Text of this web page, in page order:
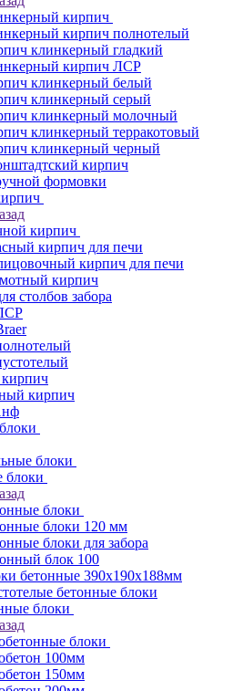
кирпич
кирпич полнотелый
клинкерный гладкий
кирпич ЛСР
клинкерный белый
клинкерный серый
клинкерный молочный
клинкерный терракотовый
клинкерный черный
кирпич
формовки
кирпич
кирпич для печи
кирпич для печи
кирпич
столбов забора
кирпич
блоки
блоки
блоки
блоки 120 мм
блоки для забора
блок 100
бетонные 390х190х188мм
бетонные блоки
блоки
блоки
100мм
150мм